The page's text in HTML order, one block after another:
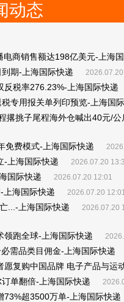
动态
商销售额达198亿美元-上海
期-上海国际快递
反税率276.23%-上海国际快递
专用报关单列印预览-上海国
撂挑子尾程海外仓喊出40元/
免费模式-上海国际快递
-上海国际快递 2026.07.20
国际快递 2026.07.20 12:01
上海国际快递 2026.07.20
...-上海国际快递 2026.07.20
领跑全球-上海国际快递
需品类目佣金-上海国际快递
复购中国品牌 电子产品与运
单翻倍-上海国际快递
超3500万单-上海国际快递